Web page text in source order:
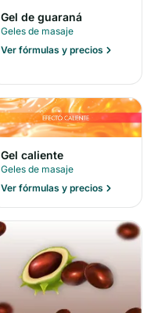
Gel de guaraná
Geles de masaje
Ver fórmulas y precios
Gel caliente
Geles de masaje
Ver fórmulas y precios